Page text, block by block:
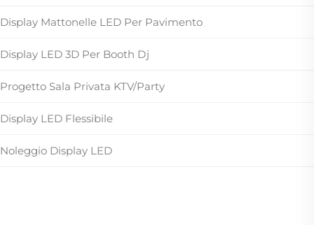
Display Mattonelle LED Per Pavimento
Display LED 3D Per Booth Dj
Progetto Sala Privata KTV/Party
Display LED Flessibile
Noleggio Display LED